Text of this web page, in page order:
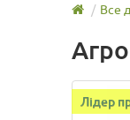
Все
Лідер